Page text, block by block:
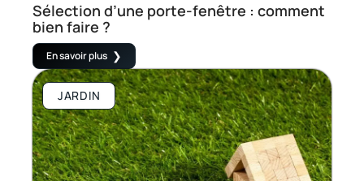
Sélection d’une porte-fenêtre : comment
bien faire ?
En savoir plus
JARDIN